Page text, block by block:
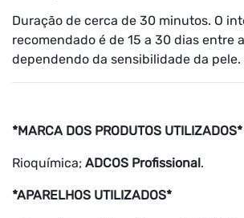
Duração de cerca de 30 minutos. O
recomendado é de 15 a 30 dias entre
dependendo da sensibilidade da pele.
*MARCA DOS PRODUTOS UTILIZADOS*
Rioquímica; ADCOS Profissional.
*APARELHOS UTILIZADOS*